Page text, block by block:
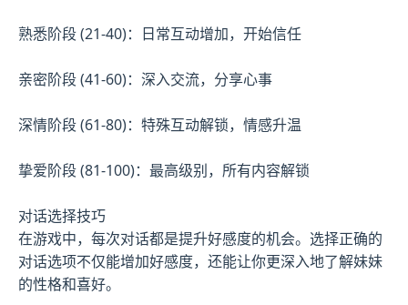
熟悉阶段 (21-40)：日常互动增加，开始信任
亲密阶段 (41-60)：深入交流，分享心事
深情阶段 (61-80)：特殊互动解锁，情感升温
挚爱阶段 (81-100)：最高级别，所有内容解锁
对话选择技巧
在游戏中，每次对话都是提升好感度的机会。选择正确的
对话选项不仅能增加好感度，还能让你更深入地了解妹妹
的性格和喜好。